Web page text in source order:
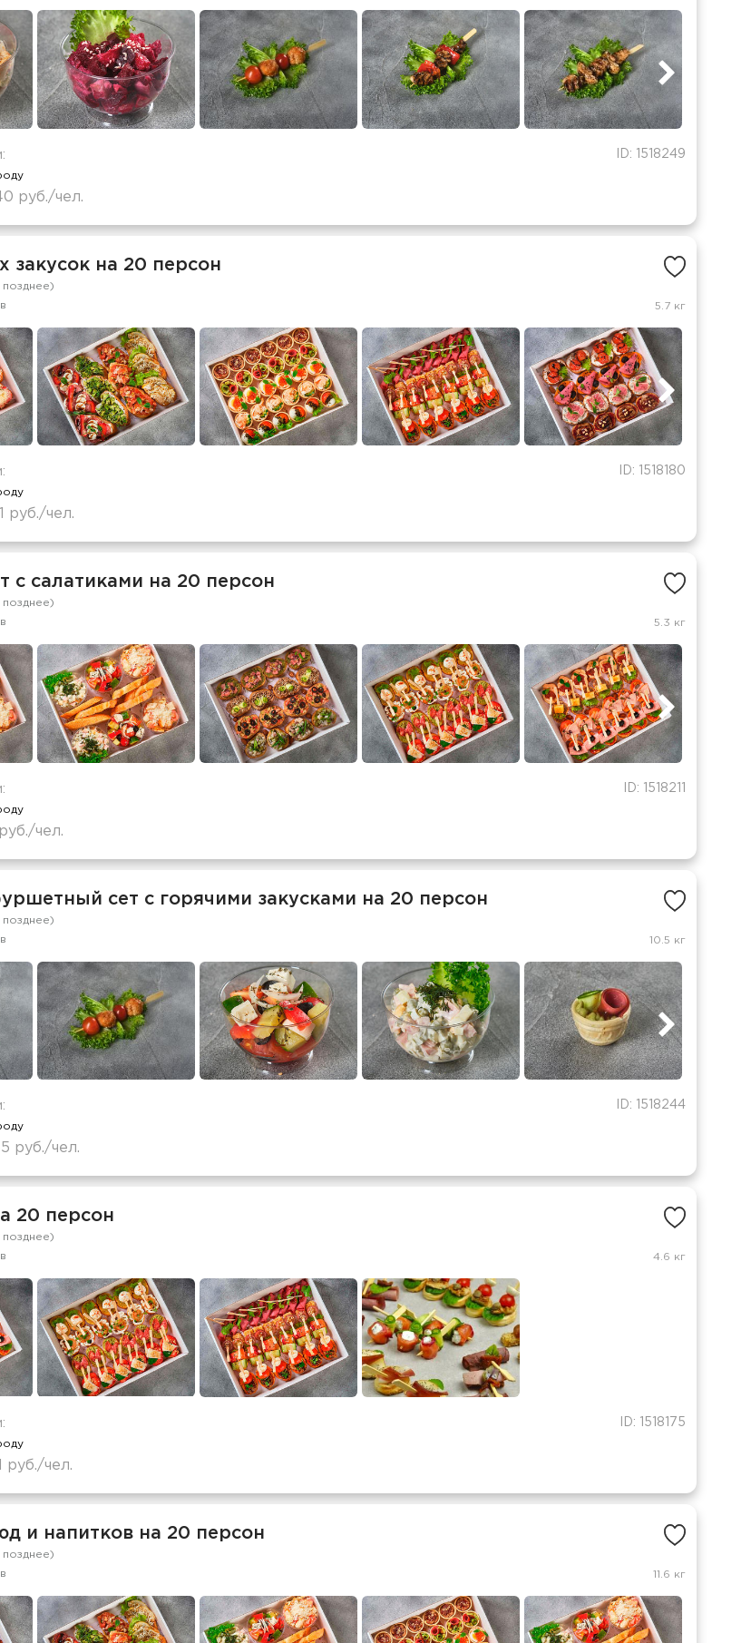
ID: 1518249
руб./чел.
закусок на 20 персон
позднее)
5.7 кг
ID: 1518180
руб./чел.
с салатиками на 20 персон
позднее)
5.3 кг
ID: 1518211
чел.
сет с горячими закусками на 20 персон
позднее)
10.5 кг
ID: 1518244
руб./чел.
20 персон
позднее)
4.6 кг
ID: 1518175
руб./чел.
и напитков на 20 персон
позднее)
11.6 кг